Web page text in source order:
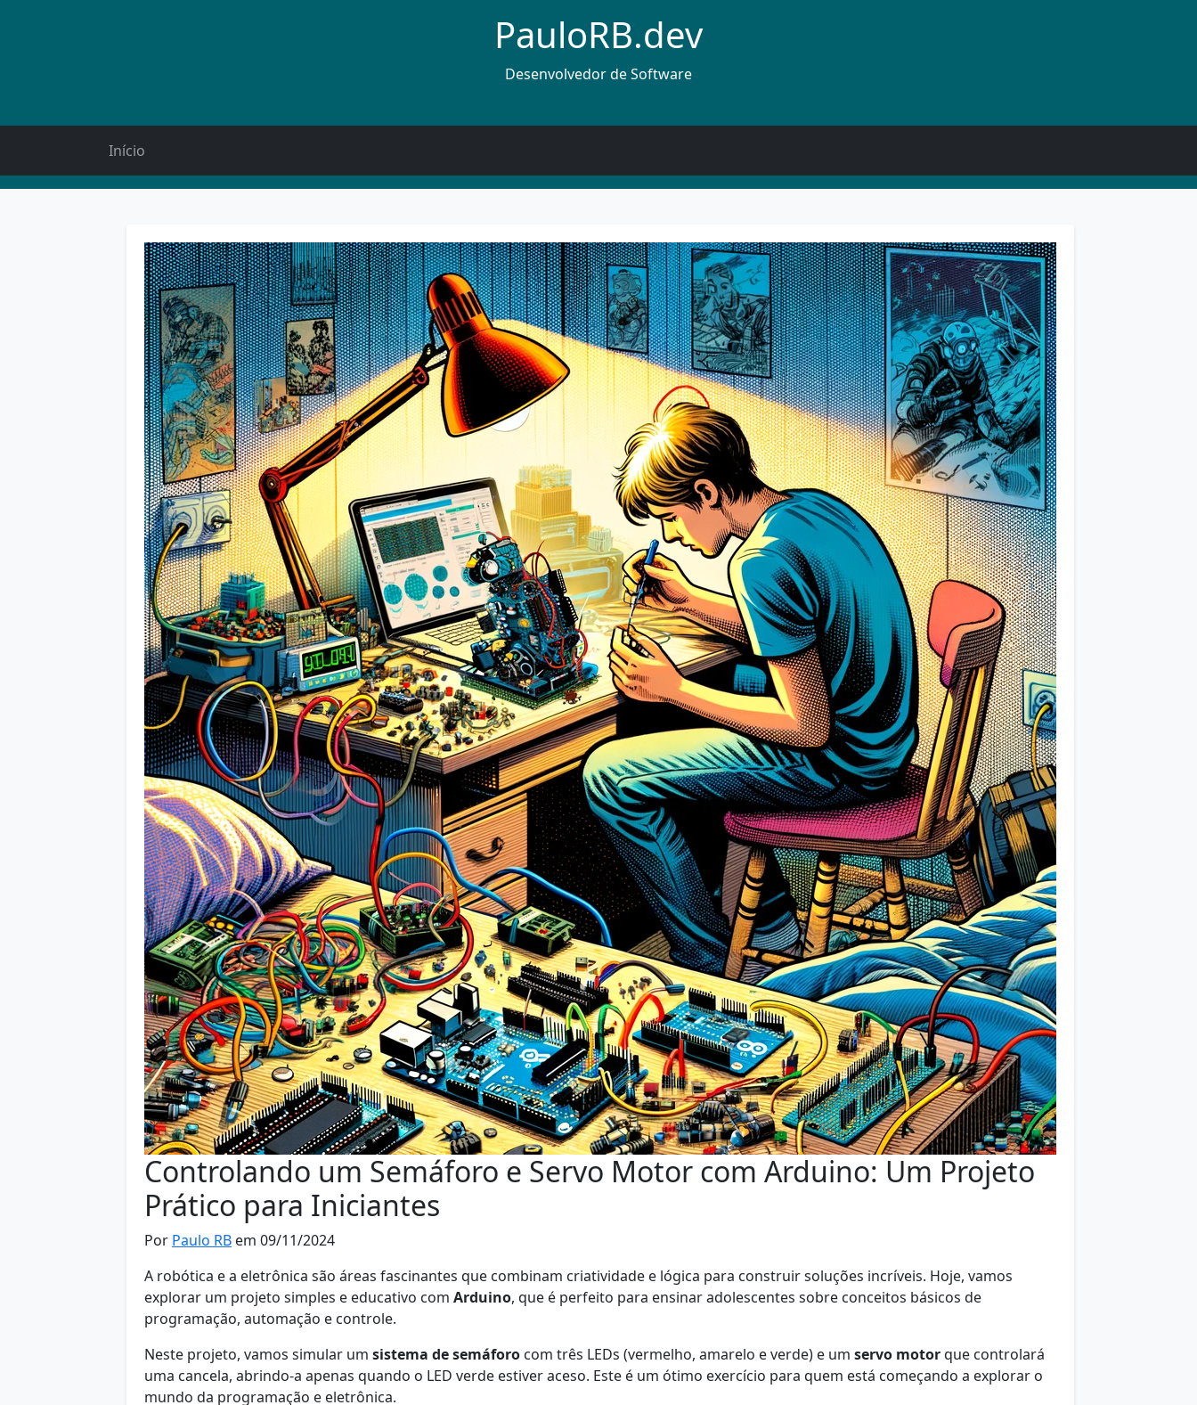
PauloRB.dev
Desenvolvedor de Software
Início
Controlando um Semáforo e Servo Motor com Arduino: Um Projeto
Prático para Iniciantes
Por Paulo RB em 09/11/2024
A robótica e a eletrônica são áreas fascinantes que combinam criatividade e lógica para construir soluções incríveis. Hoje, vamos
explorar um projeto simples e educativo com Arduino, que é perfeito para ensinar adolescentes sobre conceitos básicos de
programação, automação e controle.
Neste projeto, vamos simular um sistema de semáforo com três LEDs (vermelho, amarelo e verde) e um servo motorque controlará
uma cancela, abrindo-a apenas quando o LED verde estiver aceso. Este é um ótimo exercício para quem está começando a explorar o
mundo da programação e eletrônica.